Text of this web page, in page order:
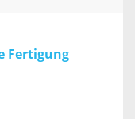
Fertigung